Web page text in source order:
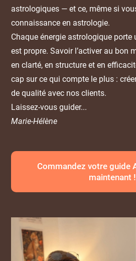
astrologiques — et ce, même si
connaissance en astrologie.
Chaque énergie astrologique
est propre. Savoir l’activer au bon
en clarté, en structure et en
cap sur ce qui compte le plus :
de qualité avec nos clients.
Laissez-vous guider...
Marie-Hélène
Commandez votre guide
maintenant !